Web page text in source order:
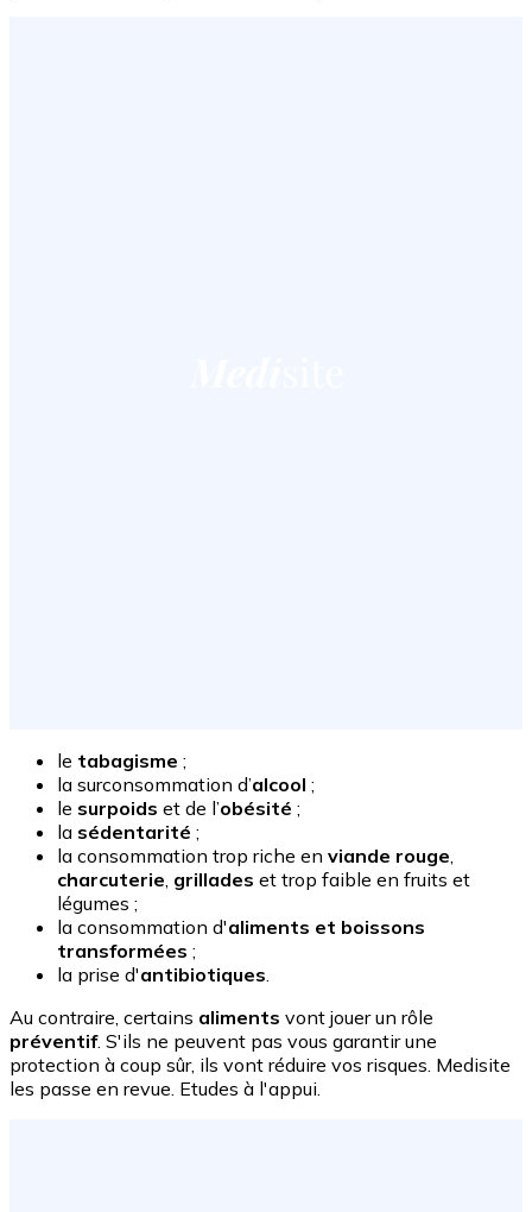
le tabagisme ;
la surconsommation d’alcool ;
le surpoids et de l’obésité ;
la sédentarité ;
la consommation trop riche en viande rouge,
charcuterie, grillades et trop faible en fruits et
légumes ;
la consommation d'aliments et boissons
transformées ;
la prise d'antibiotiques.
Au contraire, certains aliments vont jouer un rôle
préventif. S'ils ne peuvent pas vous garantir une
protection à coup sûr, ils vont réduire vos risques. Medisite
les passe en revue. Etudes à l'appui.